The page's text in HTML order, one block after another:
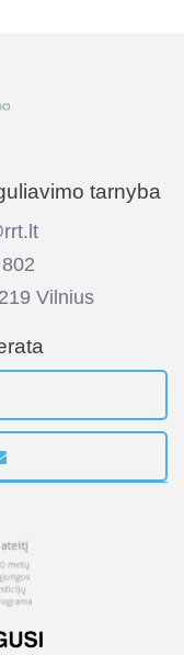
tarnyba
Vilnius